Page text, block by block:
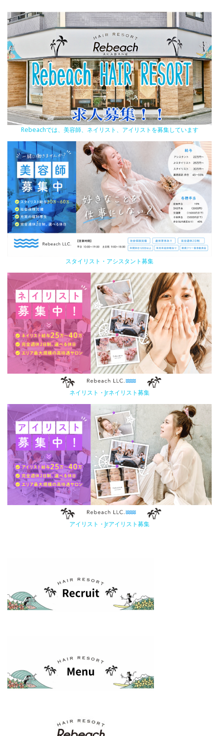
Rebeachでは、美容師、ネイリスト、アイリストを募集しています
スタイリスト・アシスタント募集
ネイリスト・Jrネイリスト募集
アイリスト・Jrアイリスト募集